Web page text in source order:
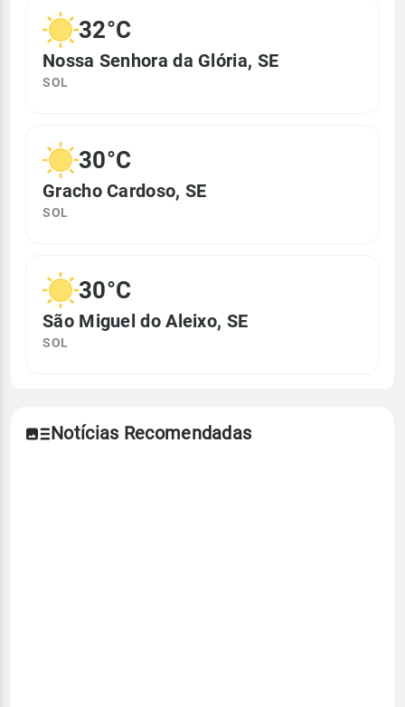
32°C
Nossa Senhora da Glória, SE
SOL
30°C
Gracho Cardoso, SE
SOL
30°C
São Miguel do Aleixo, SE
SOL
Notícias Recomendadas